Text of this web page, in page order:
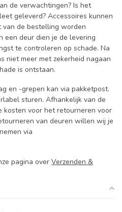
de verwachtingen? Is het
geleverd? Accessoires kunnen
van de bestelling worden
een deur dien je de levering
te controleren op schade. Na
niet meer met zekerheid nagaan
is ontstaan.
en -grepen kan via pakketpost.
sturen. Afhankelijk van de
kosten voor het retourneren voor
van deuren willen wij je
via
pagina over Verzenden &